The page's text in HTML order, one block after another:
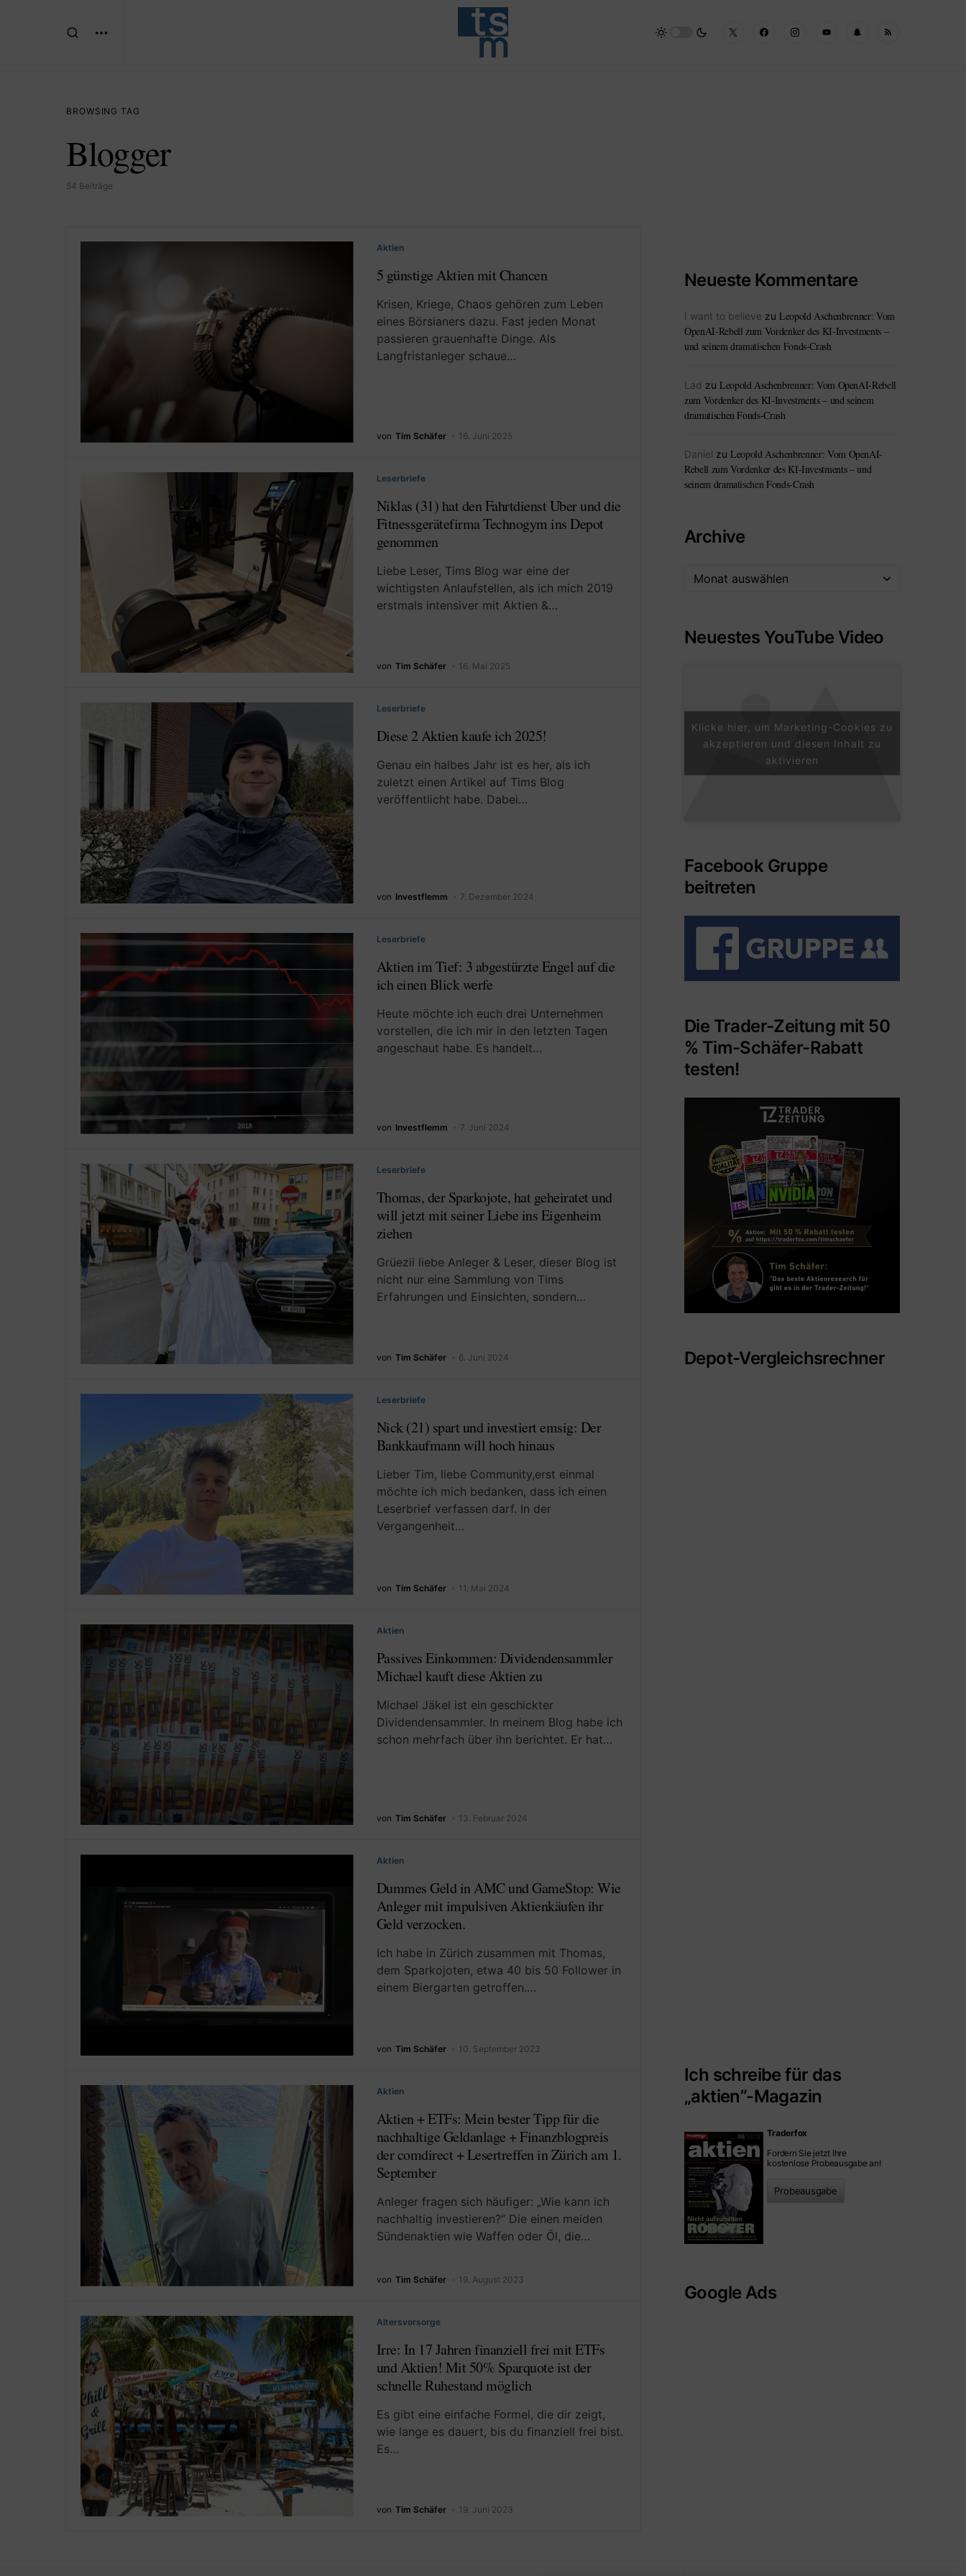
BROWSING TAG
Blogger
54 Beiträge
Aktien
5 günstige Aktien mit Chancen
Krisen, Kriege, Chaos gehören zum Leben
eines Börsianers dazu. Fast jeden Monat
passieren grauenhafte Dinge. Als
Langfristanleger schaue…
von Tim Schäfer 16. Juni 2025
Leserbriefe
Niklas (31) hat den Fahrtdienst Uber und die
Fitnessgerätefirma Technogym ins Depot
genommen
Liebe Leser, Tims Blog war eine der
wichtigsten Anlaufstellen, als ich mich 2019
erstmals intensiver mit Aktien &…
von Tim Schäfer 16. Mai 2025
Leserbriefe
Diese 2 Aktien kaufe ich 2025!
Genau ein halbes Jahr ist es her, als ich
zuletzt einen Artikel auf Tims Blog
veröffentlicht habe. Dabei…
von Investflemm 7. Dezember 2024
Leserbriefe
Aktien im Tief: 3 abgestürzte Engel auf die
ich einen Blick werfe
Heute möchte ich euch drei Unternehmen
vorstellen, die ich mir in den letzten Tagen
angeschaut habe. Es handelt…
von Investflemm 7. Juni 2024
Leserbriefe
Thomas, der Sparkojote, hat geheiratet und
will jetzt mit seiner Liebe ins Eigenheim
ziehen
Grüezii liebe Anleger & Leser, dieser Blog ist
nicht nur eine Sammlung von Tims
Erfahrungen und Einsichten, sondern…
von Tim Schäfer 6. Juni 2024
Leserbriefe
Nick (21) spart und investiert emsig: Der
Bankkaufmann will hoch hinaus
Lieber Tim, liebe Community,erst einmal
möchte ich mich bedanken, dass ich einen
Leserbrief verfassen darf. In der
Vergangenheit…
von Tim Schäfer 11. Mai 2024
Aktien
Passives Einkommen: Dividendensammler
Michael kauft diese Aktien zu
Michael Jäkel ist ein geschickter
Dividendensammler. In meinem Blog habe ich
schon mehrfach über ihn berichtet. Er hat…
von Tim Schäfer 13. Februar 2024
Aktien
Dummes Geld in AMC und GameStop: Wie
Anleger mit impulsiven Aktienkäufen ihr
Geld verzocken.
Ich habe in Zürich zusammen mit Thomas,
dem Sparkojoten, etwa 40 bis 50 Follower in
einem Biergarten getroffen.…
von Tim Schäfer 10. September 2023
Aktien
Aktien + ETFs: Mein bester Tipp für die
nachhaltige Geldanlage + Finanzblogpreis
der comdirect + Lesertreffen in Zürich am 1.
September
Anleger fragen sich häufiger: „Wie kann ich
nachhaltig investieren?“ Die einen meiden
Sündenaktien wie Waffen oder Öl, die…
von Tim Schäfer 19. August 2023
Altersvorsorge
Irre: In 17 Jahren finanziell frei mit ETFs
und Aktien! Mit 50% Sparquote ist der
schnelle Ruhestand möglich
Es gibt eine einfache Formel, die dir zeigt,
wie lange es dauert, bis du finanziell frei bist.
Es…
von Tim Schäfer 19. Juni 2023
Neueste Kommentare
I want to believe zu Leopold Aschenbrenner: Vom
OpenAI-Rebell zum Vordenker des KI-Investments –
und seinem dramatischen Fonds-Crash
Lad zu Leopold Aschenbrenner: Vom OpenAI-Rebell
zum Vordenker des KI-Investments – und seinem
dramatischen Fonds-Crash
Daniel zu Leopold Aschenbrenner: Vom OpenAI-
Rebell zum Vordenker des KI-Investments – und
seinem dramatischen Fonds-Crash
Archive
Neuestes YouTube Video
Klicke hier, um Marketing-Cookies zu
akzeptieren und diesen Inhalt zu
aktivieren
Facebook Gruppe
beitreten
Die Trader-Zeitung mit 50
% Tim-Schäfer-Rabatt
testen!
Depot-Vergleichsrechner
Ich schreibe für das
„aktien”-Magazin
Traderfox
Fordern Sie jetzt Ihre
kostenlose Probeausgabe an!
Probeausgabe
Google Ads